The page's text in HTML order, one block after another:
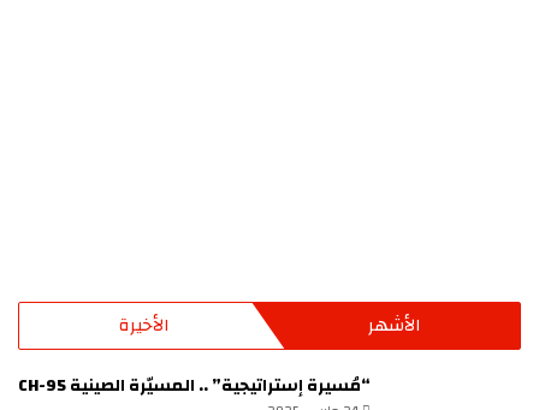
الأشهر الأخيرة
“مُسيرة إستراتيجية” .. المسيّرة الصينية CH-95